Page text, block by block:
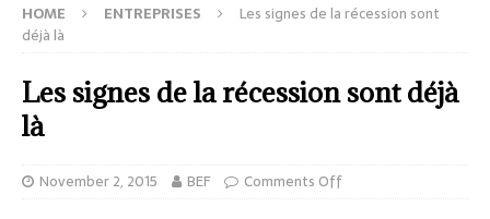
HOME ENTREPRISES
Les signes de la récession sont
déjà là
Les signes de la récession sont déjà
là
November 2, 2015 BEF Comments Off